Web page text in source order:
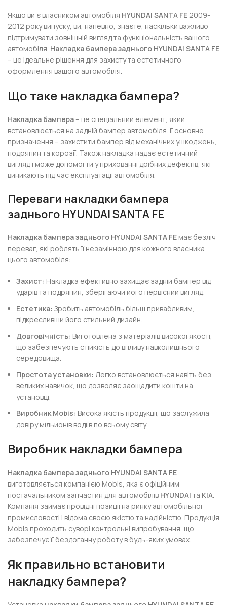
Якщо ви є власником автомобіля HYUNDAI SANTA FE 2009-
2012 року випуску, ви, напевно, знаєте, наскільки важливо
підтримувати зовнішній вигляд та функціональність вашого
автомобіля. Накладка бампера заднього HYUNDAI SANTA FE
– це ідеальне рішення для захисту та естетичного
оформлення вашого автомобіля.
Що таке накладка бампера?
Накладка бампера – це спеціальний елемент, який
встановлюється на задній бампер автомобіля. Її основне
призначення – захистити бампер від механічних ушкоджень,
подряпин та корозії. Також накладка надає естетичний
вигляд і може допомогти у прихованні дрібних дефектів, які
виникають під час експлуатації автомобіля.
Переваги накладки бампера
заднього HYUNDAI SANTA FE
Накладка бампера заднього HYUNDAI SANTA FE має безліч
переваг, які роблять її незамінною для кожного власника
цього автомобіля:
Захист: Накладка ефективно захищає задній бампер від
ударів та подряпин, зберігаючи його первісний вигляд.
Естетика: Зробить автомобіль більш привабливим,
підкресливши його стильний дизайн.
Довговічність: Виготовлена з матеріалів високої якості,
що забезпечують стійкість до впливу навколишнього
середовища.
Простота установки: Легко встановлюється навіть без
великих навичок, що дозволяє заощадити кошти на
установці.
Виробник Mobis: Висока якість продукції, що заслужила
довіру мільйонів водіїв по всьому світу.
Виробник накладки бампера
Накладка бампера заднього HYUNDAI SANTA FE
виготовляється компанією Mobis, яка є офіційним
постачальником запчастин для автомобілів HYUNDAI та KIA.
Компанія займає провідні позиції на ринку автомобільної
промисловості і відома своєю якістю та надійністю. Продукція
Mobis проходить суворі контрольні випробування, що
забезпечує її бездоганну роботу в будь-яких умовах.
Як правильно встановити
накладку бампера?